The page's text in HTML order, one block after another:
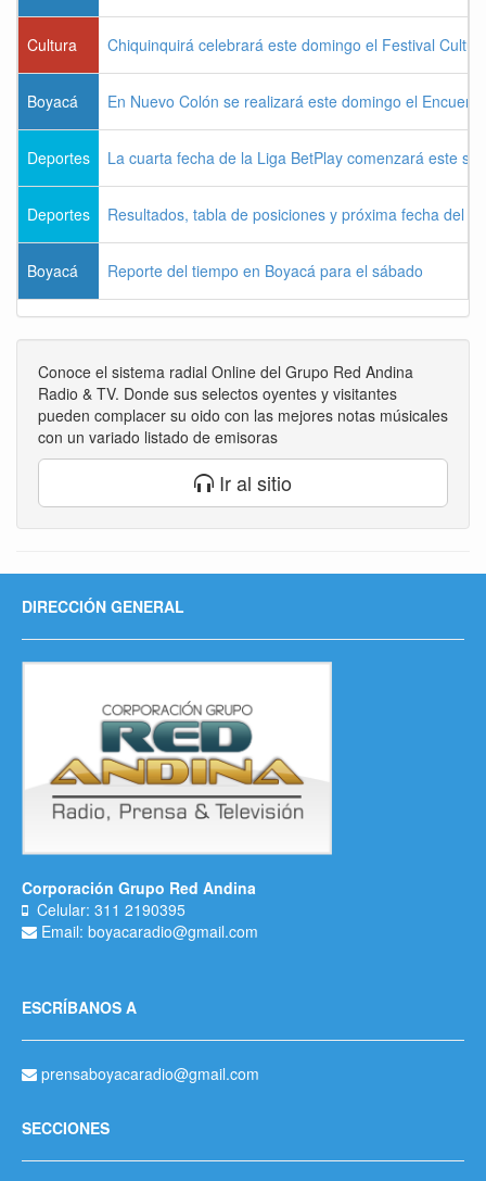
Cultura Chiquinquirá celebrará este domingo el Festival
Boyacá En Nuevo Colón se realizará este domingo el
Deportes La cuarta fecha de la Liga BetPlay comenzará este
Deportes Resultados, tabla de posiciones y próxima fecha del
Boyacá Reporte del tiempo en Boyacá para el sábado
Conoce el sistema radial Online del Grupo Red Andina
Radio & TV. Donde sus selectos oyentes y visitantes
pueden complacer su oido con las mejores notas músicales
con un variado listado de emisoras
Ir al sitio
DIRECCIÓN GENERAL
Corporación Grupo Red Andina
Celular: 311 2190395
Email: boyacaradio@gmail.com
ESCRÍBANOS A
prensaboyacaradio@gmail.com
SECCIONES